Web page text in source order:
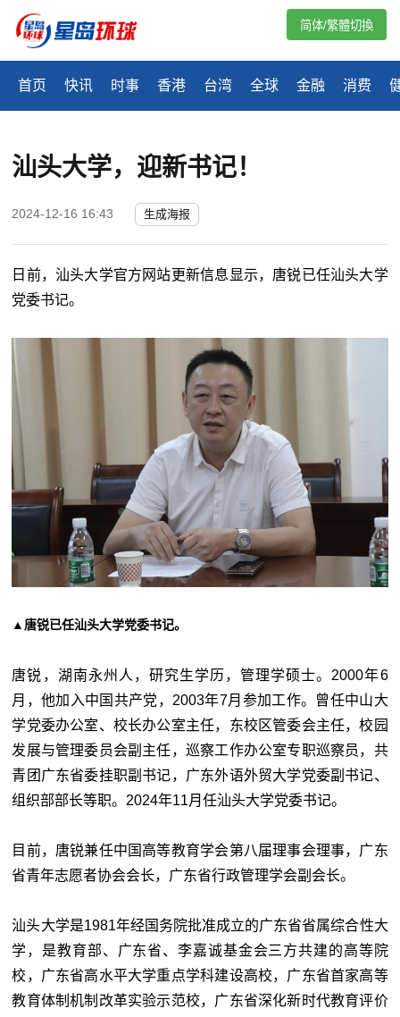
首页 快讯 时事 香港 台湾 全球 金融 消费
简体/繁體切換
汕头大学，迎新书记！
2024-12-16 16:43 生成海报
日前，汕头大学官方网站更新信息显示，唐锐已任汕头大学
党委书记。
▲唐锐已任汕头大学党委书记。
唐锐，湖南永州人，研究生学历，管理学硕士。2000年6
月，他加入中国共产党，2003年7月参加工作。曾任中山大
学党委办公室、校长办公室主任，东校区管委会主任，校园
发展与管理委员会副主任，巡察工作办公室专职巡察员，共
青团广东省委挂职副书记，广东外语外贸大学党委副书记、
组织部部长等职。2024年11月任汕头大学党委书记。
目前，唐锐兼任中国高等教育学会第八届理事会理事，广东
省青年志愿者协会会长，广东省行政管理学会副会长。
汕头大学是1981年经国务院批准成立的广东省省属综合性大
学，是教育部、广东省、李嘉诚基金会三方共建的高等院
校，广东省高水平大学重点学科建设高校，广东省首家高等
教育体制机制改革实验示范校，广东省深化新时代教育评价